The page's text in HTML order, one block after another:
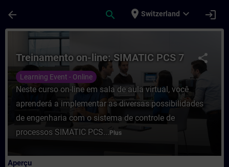
arrow_back search place Switzerland expand_more login
Cours - Treinamento on-line: SIMATIC
share
Treinamento on-line: SIMATIC PCS 7
Learning Event - Online
Neste curso on-line em sala de aula virtual, você
aprenderá a implementar as diversas possibilidades
de engenharia com o sistema de controle de
processos SIMATIC PCS... Plus
Aperçu